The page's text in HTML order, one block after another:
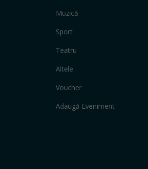
Muzică
Sport
Teatru
Altele
Voucher
Adaugă Eveniment